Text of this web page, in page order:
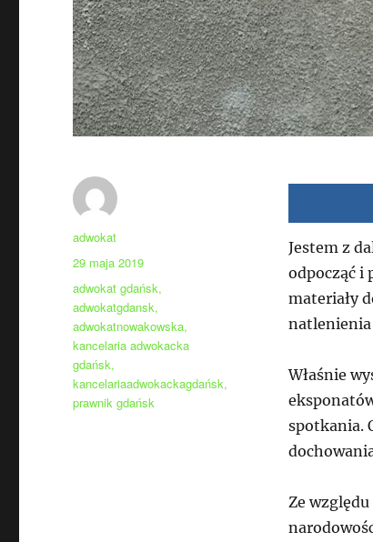
Jestem z
odpocząć i
materiały
natlenienia
Właśnie
spotkania.
Ze
Autor
adwokat
Data
publikacji
29 maja 2019
Tagi
adwokat gdańsk,
adwokatgdansk,
adwokatnowakowska,
kancelaria adwokacka
gdańsk,
kancelariaadwokackagdańsk,
prawnik gdańsk